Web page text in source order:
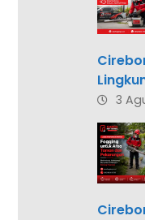
3